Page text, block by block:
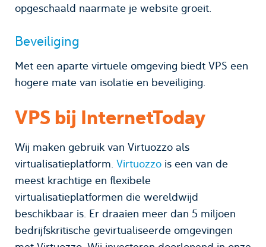
opgeschaald naarmate je website groeit.
Beveiliging
Met een aparte virtuele omgeving biedt VPS een
hogere mate van isolatie en beveiliging.
VPS bij InternetToday
Wij maken gebruik van Virtuozzo als
virtualisatieplatform. Virtuozzo is een van de
meest krachtige en flexibele
virtualisatieplatformen die wereldwijd
beschikbaar is. Er draaien meer dan 5 miljoen
bedrijfskritische gevirtualiseerde omgevingen